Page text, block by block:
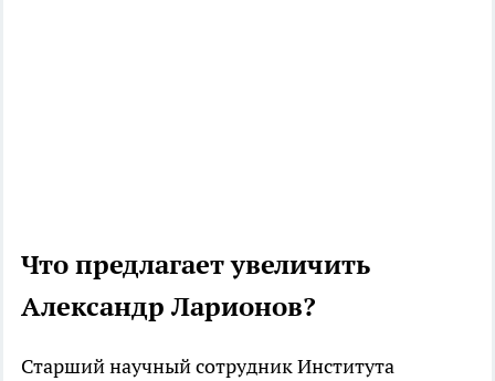
Что предлагает увеличить
Александр Ларионов?
Старший научный сотрудник Института